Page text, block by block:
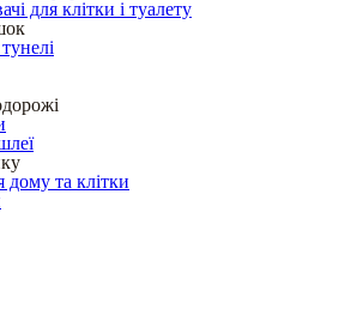
для клітки і туалету
дому та клітки